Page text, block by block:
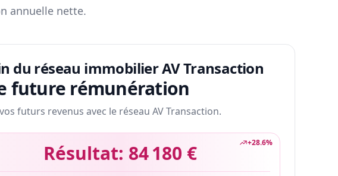
annuelle nette.
du réseau immobilier AV Transaction
future rémunération
futurs revenus avec le réseau AV Transaction.
+28.6%
Résultat: 84 180 €